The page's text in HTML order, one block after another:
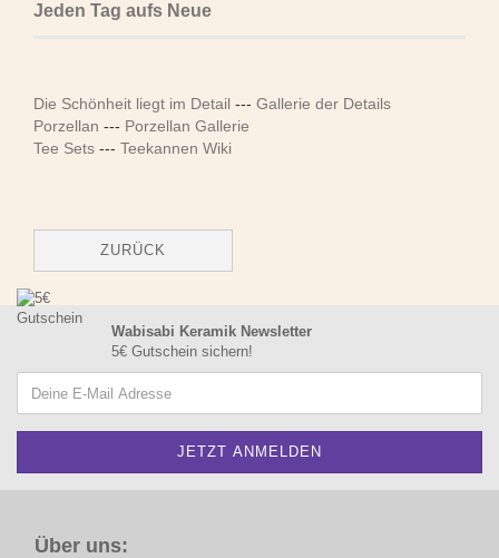
Jeden Tag aufs Neue
Die Schönheit liegt im Detail --- Gallerie der Details
Porzellan --- Porzellan Gallerie
Tee Sets --- Teekannen Wiki
ZURÜCK
Wabisabi Keramik Newsletter
5€ Gutschein sichern!
Über uns: